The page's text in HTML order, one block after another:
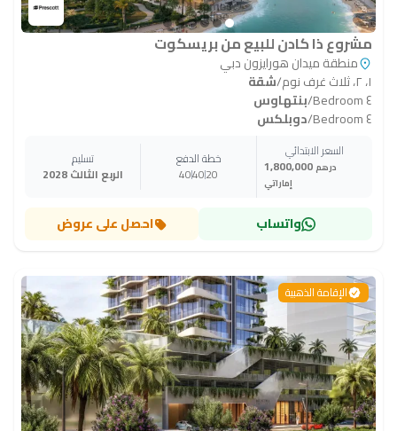
مشروع ذا كادن للبيع من بريسكوت
منطقة ميدان هورايزون دبي
١، ٢، ثلاث غرف نوم
/شقة
٤ Bedroom
/بنتهاوس
٤ Bedroom
/دوبلكس
السعر الابتدائي
1,800,000 درهم
إماراتي
خطة الدفع
20
40
40
تسليم
الربع الثالث 2028
واتساب احصل على عروض
الإقامة الذهبية